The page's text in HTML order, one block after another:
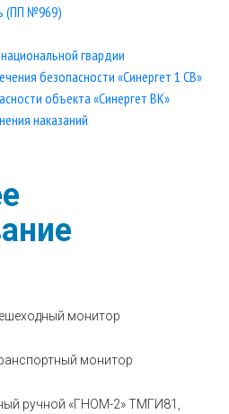
(ПП №969)
гвардии
безопасности «Синергет 1 СВ»
объекта «Синергет ВК»
наказаний
монитор
монитор
ручной «ГНОМ-2» ТМГИ81,